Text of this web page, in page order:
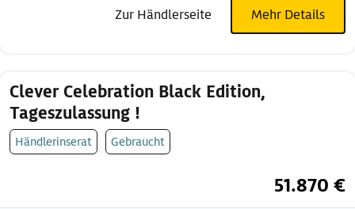
Zur Händlerseite Mehr Details
Clever Celebration Black Edition,
Tageszulassung !
Händlerinserat Gebraucht
51.870 €